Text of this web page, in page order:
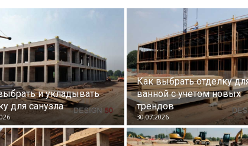
и укладывать
для санузла
Как выбрать отделку
ванной с учетом новых
трендов
30.07.2026